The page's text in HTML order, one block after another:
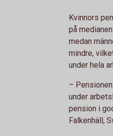
Kvinnors
på
medan
mindre,
under hela
–
under
pension i
Falkenhäll,